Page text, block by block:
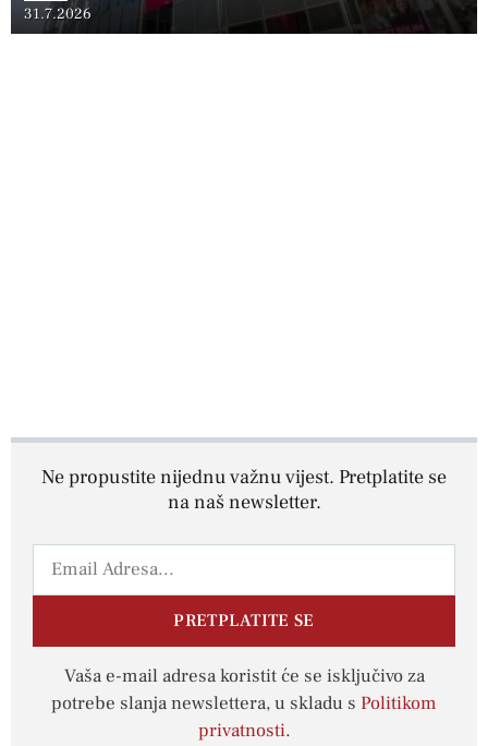
31.7.2026
Ne propustite nijednu važnu vijest. Pretplatite se
na naš newsletter.
PRETPLATITE SE
Vaša e-mail adresa koristit će se isključivo za
potrebe slanja newslettera, u skladu s Politikom
privatnosti.